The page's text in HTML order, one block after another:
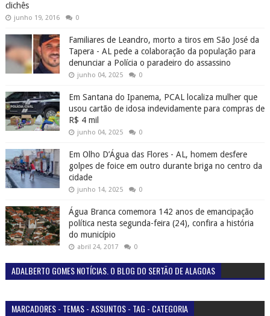
clichês
junho 19, 2016 0
Familiares de Leandro, morto a tiros em São José da
Tapera - AL pede a colaboração da população para
denunciar a Polícia o paradeiro do assassino
junho 04, 2025 0
Em Santana do Ipanema, PCAL localiza mulher que
usou cartão de idosa indevidamente para compras de
R$ 4 mil
junho 04, 2025 0
Em Olho D’Água das Flores - AL, homem desfere
golpes de foice em outro durante briga no centro da
cidade
junho 14, 2025 0
Água Branca comemora 142 anos de emancipação
política nesta segunda-feira (24), confira a história
do município
abril 24, 2017 0
ADALBERTO GOMES NOTÍCIAS. O BLOG DO SERTÃO DE ALAGOAS
MARCADORES - TEMAS - ASSUNTOS - TAG - CATEGORIA